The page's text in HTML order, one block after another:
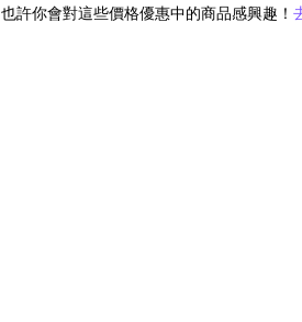
也許你會對這些價格優惠中的商品感興趣！